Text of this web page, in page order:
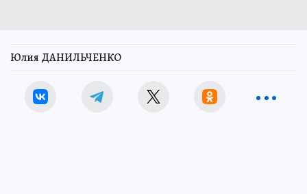
Юлия ДАНИЛЬЧЕНКО